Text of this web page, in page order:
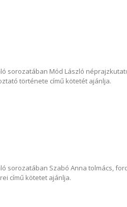
sorozatában Mód László
története című kötetét ajánlja.
sorozatában Szabó Anna tolmács,
című kötetet ajánlja.